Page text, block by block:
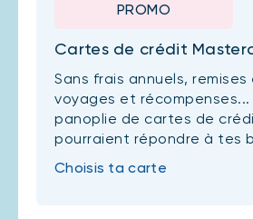
PROMO
Cartes de crédit
Sans frais annuels,
voyages et récompenses...
panoplie de cartes de
pourraient répondre à tes
Choisis ta carte